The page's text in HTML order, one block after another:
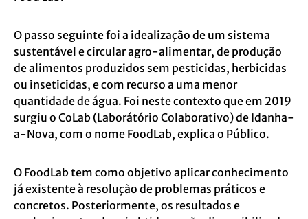
O passo seguinte foi a idealização de um sistema
sustentável e circular agro-alimentar, de produção
de alimentos produzidos sem pesticidas, herbicidas
ou inseticidas, e com recurso a uma menor
quantidade de água. Foi neste contexto que em 2019
surgiu o CoLab (Laborátório Colaborativo) de Idanha-
a-Nova, com o nome FoodLab, explica o Público.
O FoodLab tem como objetivo aplicar conhecimento
já existente à resolução de problemas práticos e
concretos. Posteriormente, os resultados e